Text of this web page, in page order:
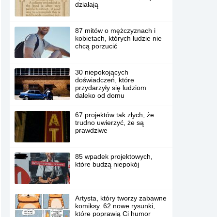
działają
87 mitów o mężczyznach i
kobietach, których ludzie nie
chcą porzucić
30 niepokojących
doświadczeń, które
przydarzyły się ludziom
daleko od domu
67 projektów tak złych, że
trudno uwierzyć, że są
prawdziwe
85 wpadek projektowych,
które budzą niepokój
Artysta, który tworzy zabawne
komiksy. 62 nowe rysunki,
które poprawią Ci humor